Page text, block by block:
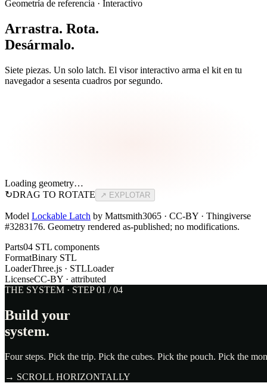
Geometría de referencia · Interactivo
Arrastra. Rota.
Desármalo.
Siete piezas. Un solo latch. El visor interactivo arma el kit en tu
navegador a sesenta cuadros por segundo.
Loading geometry…
↻DRAG TO ROTATE ↗ EXPLOTAR
Model Lockable Latch by Mattsmith3065 · CC-BY · Thingiverse
#3283176. Geometry rendered as-published; no modifications.
Parts04 STL components
FormatBinary STL
LoaderThree.js · STLLoader
LicenseCC-BY · attributed
THE SYSTEM · STEP 01 / 04
Build your
system.
Four steps. Pick the trip. Pick the cubes. Pick the pouch. Pick the
→ SCROLL HORIZONTALLY